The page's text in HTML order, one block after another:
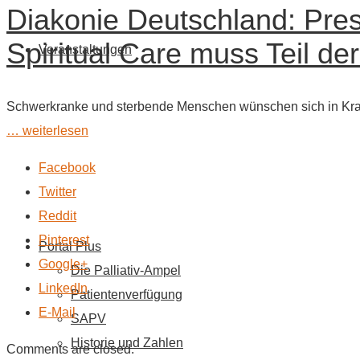
Veranstaltungen
Portal Plus
Die Palliativ-Ampel
Patientenverfügung
SAPV
Historie und Zahlen
Diakonie Deutschland:
Spiritual Care muss Teil
Schwerkranke und sterbende Menschen wünschen sich in
… weiterlesen
Facebook
Twitter
Reddit
Pinterest
Google+
LinkedIn
E-Mail
Comments are closed.